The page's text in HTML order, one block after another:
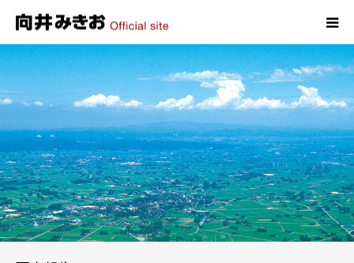
HOME
プロフィール
政策
活動報告